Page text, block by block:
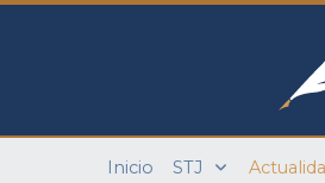
Inicio STJ